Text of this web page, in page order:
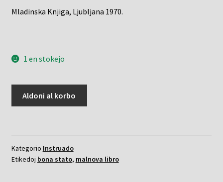
Mladinska Knjiga, Ljubljana 1970.
1 en stokejo
kvanto
Aldoni al korbo
Kategorio Instruado
Etikedoj bona stato, malnova libro